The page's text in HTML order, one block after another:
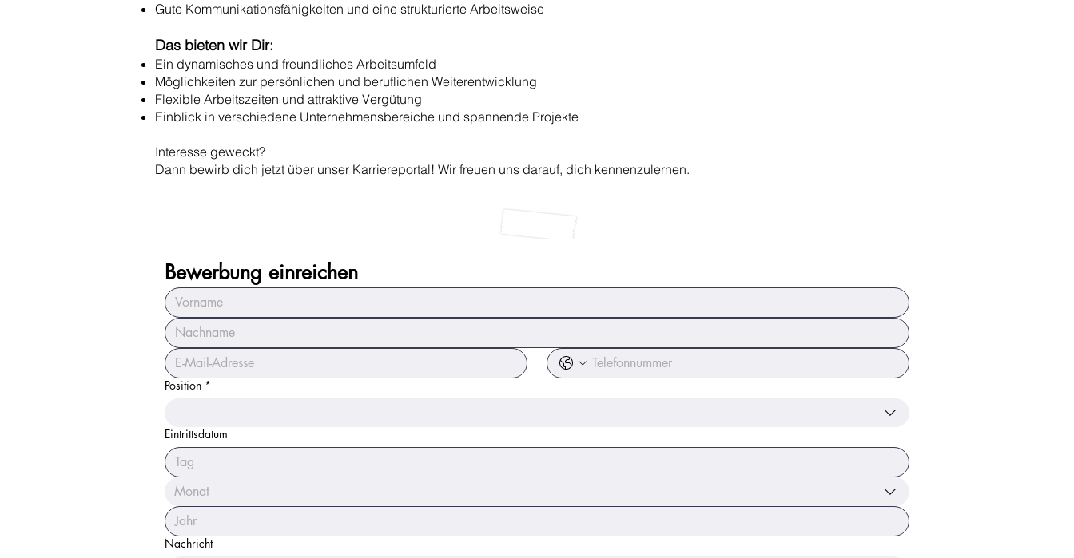
Gute Kommunikationsfähigkeiten und eine strukturierte Arbeitsweise
Das bieten wir Dir:
Ein dynamisches und freundliches Arbeitsumfeld
Möglichkeiten zur persönlichen und beruflichen Weiterentwicklung
Flexible Arbeitszeiten und attraktive Vergütung
Einblick in verschiedene Unternehmensbereiche und spannende Projekte
Interesse geweckt?
Dann bewirb dich jetzt über unser Karriereportal! Wir freuen uns darauf, dich kennenzulernen.
Bewerbung einreichen
Position *
Eintrittsdatum
Monat
Nachricht